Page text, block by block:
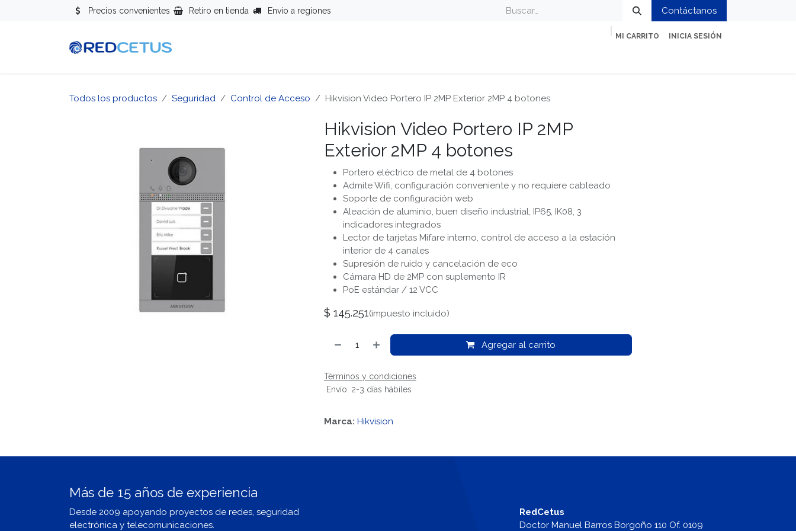
Precios convenientes Retiro en tienda Envío a regiones Contáctanos
MI CARRITO INICIA SESIÓN
Todos los productos Seguridad Control de Acceso Hikvision Video Portero IP 2MP Exterior 2MP 4 botones
Hikvision Video Portero IP 2MP
Exterior 2MP 4 botones
Portero eléctrico de metal de 4 botones
Admite Wifi, configuración conveniente y no requiere cableado
Soporte de configuración web
Aleación de aluminio, buen diseño industrial, IP65, IK08, 3
indicadores integrados
Lector de tarjetas Mifare interno, control de acceso a la estación
interior de 4 canales
Supresión de ruido y cancelación de eco
Cámara HD de 2MP con suplemento IR
PoE estándar / 12 VCC
$ 145.251(impuesto incluido)
Agregar al carrito
Términos y condiciones
Envío: 2-3 días hábiles
Marca: Hikvision
Más de 15 años de experiencia
Desde 2009 apoyando proyectos de redes, seguridad
electrónica y telecomunicaciones.
RedCetus
Doctor Manuel Barros Borgoño 110 Of. 0109